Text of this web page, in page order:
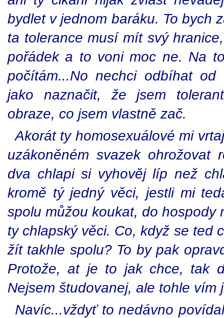
bydlet v jednom baráku. To bych
ta tolerance musí mít svý
pořádek a to voni moc ne. Na
počítám...No nechci odbíhat
jako naznačit, že jsem
obraze, co jsem vlastně zač.
Akorát ty homosexuálové mi
uzákoněném svazek ohrožovat
dva chlapi si vyhověj líp než
kromě tý jedný věci, jestli mi
spolu můžou koukat, do hospody
ty chlapský věci. Co, když se ted
žít takhle spolu? To by pak
Protože, at je to jak chce, tak
Nejsem študovanej, ale tohle vím
Navíc...vždyť to nedávno